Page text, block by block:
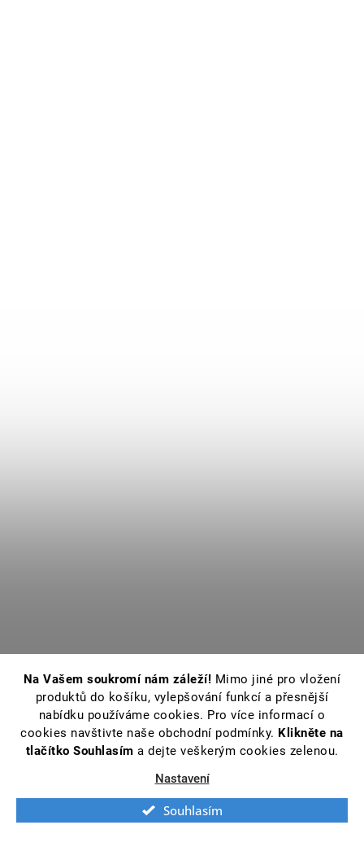
Na Vašem soukromí nám záleží! Mimo jiné pro vložení
produktů do košíku, vylepšování funkcí a přesnější
nabídku používáme cookies. Pro více informací o
cookies navštivte naše obchodní podmínky. Klikněte na
tlačítko Souhlasím a dejte veškerým cookies zelenou.
Nastavení
Souhlasím